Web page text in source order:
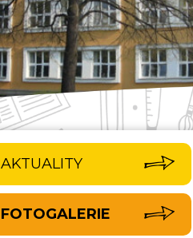
AKTUALITY
FOTOGALERIE